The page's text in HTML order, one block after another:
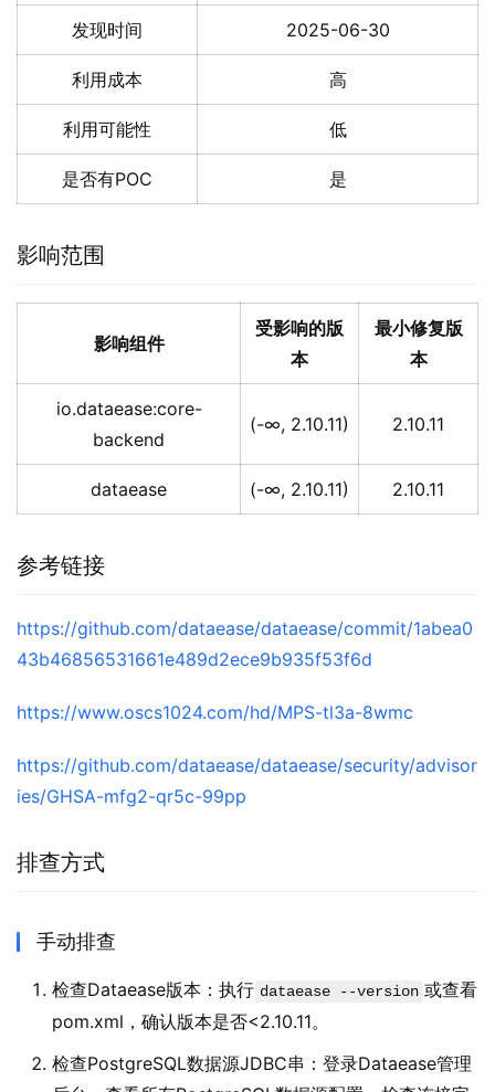
发现时间 2025-06-30
利用成本 高
利用可能性 低
是否有POC 是
影响范围
影响组件
受影响的版
本
最小修复版
本
io.dataease:core-
backend
(-∞, 2.10.11) 2.10.11
dataease (-∞, 2.10.11) 2.10.11
参考链接
https://github.com/dataease/dataease/commit/1abea0
43b46856531661e489d2ece9b935f53f6d
https://www.oscs1024.com/hd/MPS-tl3a-8wmc
https://github.com/dataease/dataease/security/advisor
ies/GHSA-mfg2-qr5c-99pp
排查方式
手动排查
检查Dataease版本：执行 dataease --version 或查看
pom.xml，确认版本是否<2.10.11。
检查PostgreSQL数据源JDBC串：登录Dataease管理